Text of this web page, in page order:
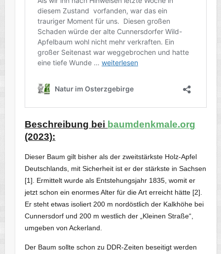
Beschreibung bei baumdenkmale.org
(2023):
Dieser Baum gilt bisher als der zweitstärkste Holz-Apfel
Deutschlands, mit Sicherheit ist er der stärkste in Sachsen
[1]. Ermittelt wurde als Entstehungsjahr 1835, womit er
jetzt schon ein enormes Alter für die Art erreicht hätte [2].
Er steht etwas isoliert 200 m nordöstlich der Kalkhöhe bei
Cunnersdorf und 200 m westlich der „Kleinen Straße“,
umgeben von Ackerland.
Der Baum sollte schon zu DDR-Zeiten beseitigt werden